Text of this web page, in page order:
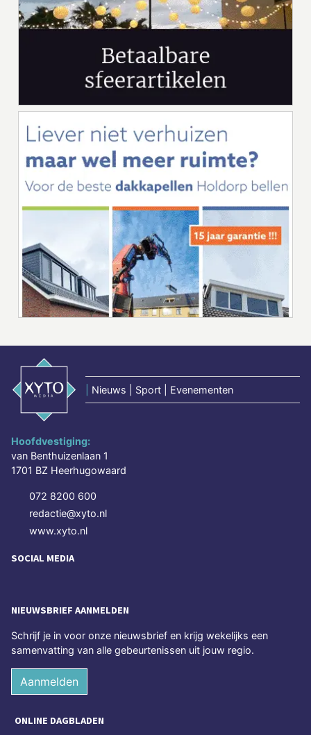
Nieuws | Sport | Evenementen
Hoofdvestiging:
van Benthuizenlaan 1
1701 BZ Heerhugowaard
072 8200 600
redactie@xyto.nl
www.xyto.nl
SOCIAL MEDIA
NIEUWSBRIEF AANMELDEN
Schrijf je in voor onze nieuwsbrief en krijg wekelijks een
samenvatting van alle gebeurtenissen uit jouw regio.
Aanmelden
ONLINE DAGBLADEN